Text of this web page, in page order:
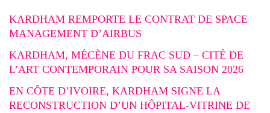
KARDHAM REMPORTE LE CONTRAT DE SPACE
MANAGEMENT D’AIRBUS
KARDHAM, MÉCÈNE DU FRAC SUD – CITÉ DE
L’ART CONTEMPORAIN POUR SA SAISON 2026
EN CÔTE D’IVOIRE, KARDHAM SIGNE LA
RECONSTRUCTION D’UN HÔPITAL-VITRINE DE